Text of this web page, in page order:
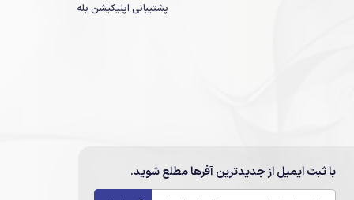
پشتیبانی اپلیکیشن بله
با ثبت ایمیل از جدیدترین آفرها مطلع شوید.